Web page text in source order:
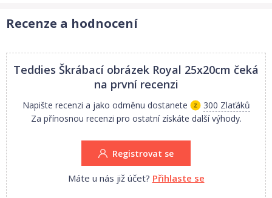
Recenze a hodnocení
Teddies Škrábací obrázek Royal 25x20cm čeká
na první recenzi
Napište recenzi a jako odměnu dostanete
300 Zlaťáků
Za přínosnou recenzi pro ostatní získáte další výhody.
Registrovat se
Máte u nás již účet? Přihlaste se